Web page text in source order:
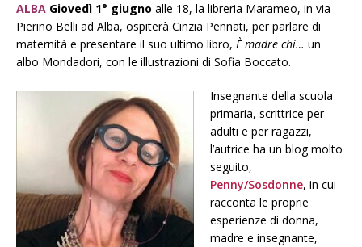
ALBA Giovedì 1° giugno alle 18, la libreria Marameo, in via
Pierino Belli ad Alba, ospiterà Cinzia Pennati, per parlare di
maternità e presentare il suo ultimo libro, È madre chi… un
albo Mondadori, con le illustrazioni di Sofia Boccato.
Insegnante della scuola
primaria, scrittrice per
adulti e per ragazzi,
l’autrice ha un blog molto
seguito,
Penny/Sosdonne, in cui
racconta le proprie
esperienze di donna,
madre e insegnante,